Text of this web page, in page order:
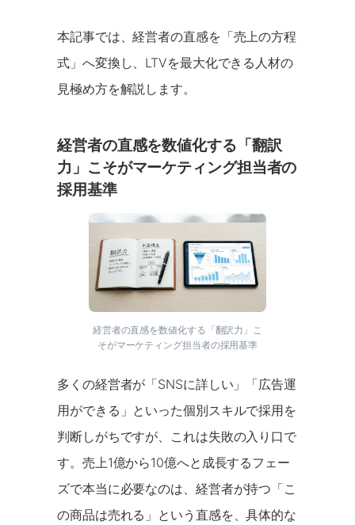
本記事では、経営者の直感を「売上の方程
式」へ変換し、LTVを最大化できる人材の
見極め方を解説します。
経営者の直感を数値化する「翻訳
力」こそがマーケティング担当者の
採用基準
経営者の直感を数値化する「翻訳力」こ
そがマーケティング担当者の採用基準
多くの経営者が「SNSに詳しい」「広告運
用ができる」といった個別スキルで採用を
判断しがちですが、これは失敗の入り口で
す。売上1億から10億へと成長するフェー
ズで本当に必要なのは、経営者が持つ「こ
の商品は売れる」という直感を、具体的な